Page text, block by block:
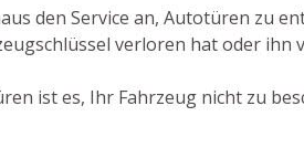
den Service an, Autotüren zu
verloren hat oder ihn
ist es, Ihr Fahrzeug nicht zu